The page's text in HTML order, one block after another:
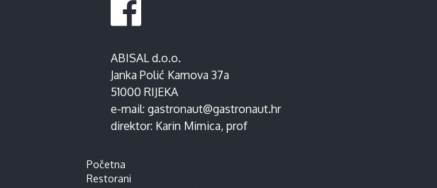
ABISAL d.o.o.
Janka Polić Kamova 37a
51000 RIJEKA
e-mail: gastronaut@gastronaut.hr
direktor: Karin Mimica, prof
Početna
Restorani